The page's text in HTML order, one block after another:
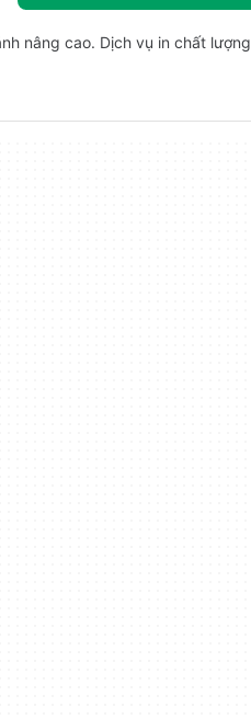
nâng cao. Dịch vụ in chất lượng